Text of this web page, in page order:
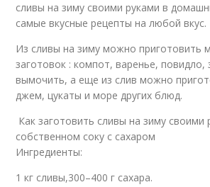
сливы на зиму своими руками в
самые вкусные рецепты на любой вкус.
Из сливы на зиму можно приготовить
заготовок : компот, варенье, повидло,
вымочить, а еще из слив можно
джем, цукаты и море других блюд.
Как заготовить сливы на зиму своими
собственном соку с сахаром
Ингредиенты:
1 кг сливы,300–400 г сахара.